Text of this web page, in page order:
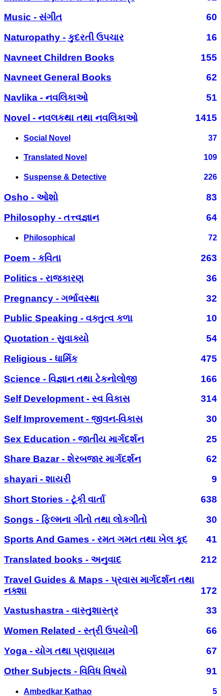
Music - સંગીત
60
Naturopathy - કુદરતી ઉપચાર
16
Navneet Children Books
155
Navneet General Books
62
Navlika - નવલિકાઓ
51
Novel - નવલકથા તથા નવલિકાઓ
1415
Social Novel 37
Translated Novel 109
Suspense & Detective 226
Osho - ઓશો
83
Philosophy - તત્ત્વજ્ઞાન
64
Philosophical 72
Poem - કવિતા
263
Politics - રાજકારણ
36
Pregnancy - ગર્ભાવસ્થા
32
Public Speaking - વક્તુત્વ કળા
10
Quotation - સુવાક્યો
54
Religious - ધાર્મિક
475
Science - વિજ્ઞાન તથા ટેકનોલોજી
166
Self Development - સ્વ વિકાસ
314
Self Improvement - જીવન-વિકાસ
30
Sex Education - જાતીય માર્ગદર્શન
25
Share Bazar - શેરબજાર માર્ગદર્શન
62
shayari - શાયરી
9
Short Stories - ટૂંકી વાર્તા
638
Songs - ફિલ્મના ગીતો તથા લોકગીતો
30
Sports And Games - રમત ગમત તથા ખેલ કૂદ
41
Translated books - અનુવાદ
212
Travel Guides & Maps - પ્રવાસ માર્ગદર્શન તથા
નક્શા
172
Vastushastra - વાસ્તુશાસ્ત્ર
33
Women Related - સ્ત્રી ઉપયોગી
66
Yoga - યોગ તથા પ્રાણાયામ
67
Other Subjects - વિવિધ વિષયો
91
Ambedkar Kathao 5